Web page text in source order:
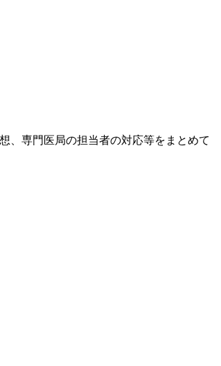
、専門医局の担当者の対応等をまとめて